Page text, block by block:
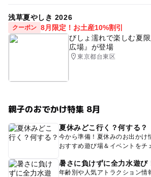
浅草夏やしき 2026
クーポン 8月限定！お土産10%割引
びしょ濡れで楽しむ夏
広場』が登場
東京都台東区
親子のおでかけ特集 8月
夏休みどこ行く？何する？
今から準備！夏休みのお出かけ
おすすめ遊び場＆イベントをチ
暑さに負けずに全力水遊び
年齢別や人気アトラクション情